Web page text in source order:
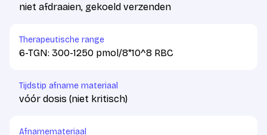
niet afdraaien, gekoeld verzenden
Therapeutische range
6-TGN: 300-1250 pmol/8*10^8 RBC
Tijdstip afname materiaal
vóór dosis (niet kritisch)
Afnamemateriaal